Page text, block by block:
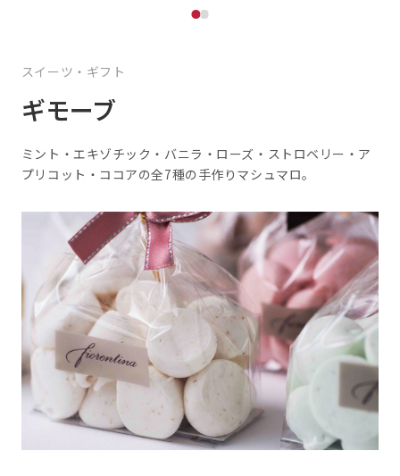
スイーツ・ギフト
ギモーブ
ミント・エキゾチック・バニラ・ローズ・ストロベリー・ア
プリコット・ココアの全7種の手作りマシュマロ。